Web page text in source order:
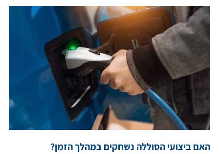
האם ביצועי הסוללה נשחקים במהלך הזמן?